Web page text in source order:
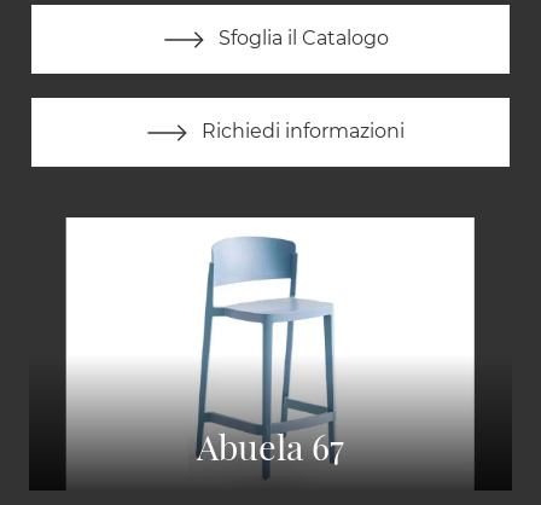
Abuela 67
Sfoglia il Catalogo
Richiedi informazioni